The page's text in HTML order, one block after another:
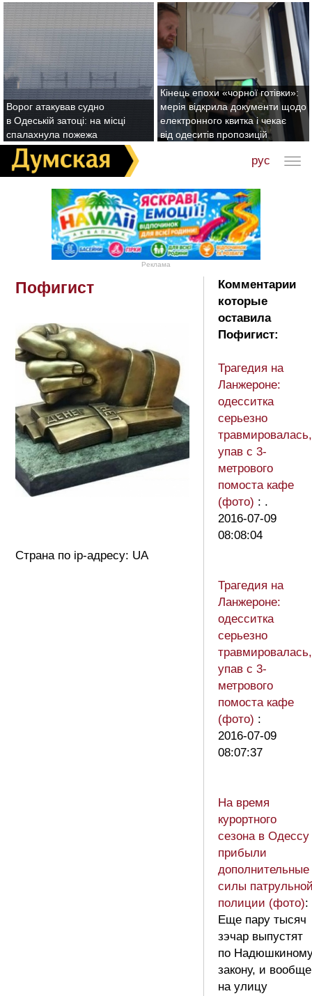
Ворог атакував судно
в Одеській затоці: на місці
спалахнула пожежа
Кінець епохи «чорної готівки»:
мерія відкрила документи щодо
електронного квитка і чекає
від одеситів пропозицій
рус
Реклама
Пофигист
Страна по ip-адресу: UA
Комментарии
которые
оставила
Пофигист:
Трагедия на
Ланжероне:
одесситка
серьезно
травмировалась,
упав с 3-
метрового
помоста кафе
(фото) : .
2016-07-09
08:08:04
Трагедия на
Ланжероне:
одесситка
серьезно
травмировалась,
упав с 3-
метрового
помоста кафе
(фото) :
2016-07-09
08:07:37
На время
курортного
сезона в Одессу
прибыли
дополнительные
силы
полиции (фото):
Еще пару тысяч
зэчар выпустят
по
закону, и вообще
на улицу